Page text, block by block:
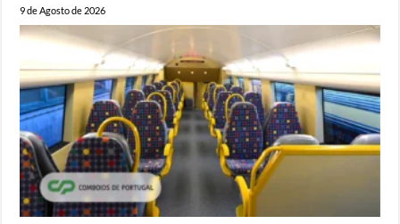
9 de Agosto de 2026